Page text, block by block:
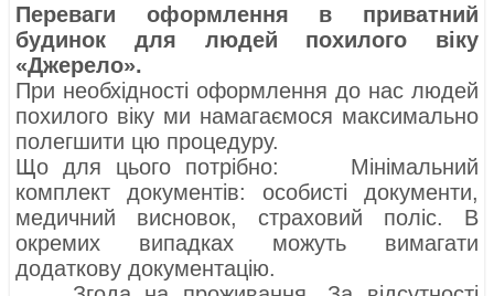
Переваги оформлення в приватний
будинок для людей похилого віку
«Джерело».
При необхідності оформлення до нас людей
похилого віку ми намагаємося максимально
полегшити цю процедуру.
Що для цього потрібно: Мінімальний
комплект документів: особисті документи,
медичний висновок, страховий поліс. В
окремих випадках можуть вимагати
додаткову документацію.